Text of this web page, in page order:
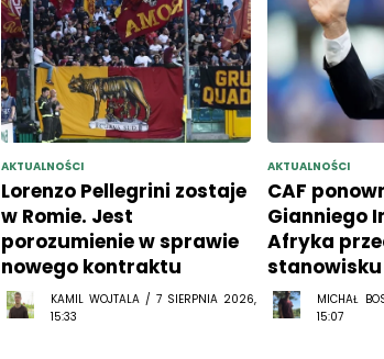
AKTUALNOŚCI
Lorenzo Pellegrini zostaje
w Romie. Jest
porozumienie w sprawie
nowego kontraktu
KAMIL WOJTALA / 7 SIERPNIA 2026,
15:33
AKTUALNOŚCI
CAF
Gianniego
Afryka
stanowisku
MICHAŁ
15:07